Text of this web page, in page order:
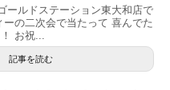
ールドステーション東大和店で
の二次会で当たって 喜んでた
お祝...
記事を読む